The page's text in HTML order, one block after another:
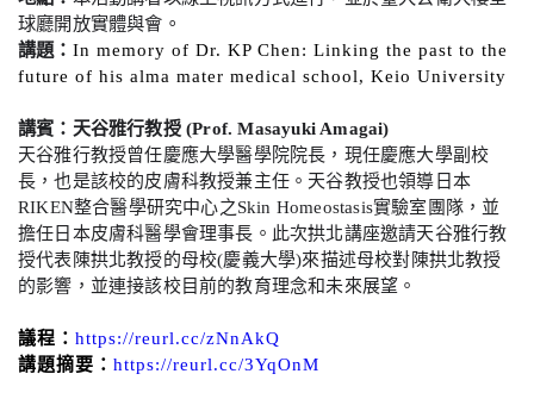
球廳開放實體與會。
講題： In memory of Dr. KP Chen: Linking the past to the
future of his alma mater medical school, Keio University
講賓： 天谷雅行教授(Prof. Masayuki Amagai)
天谷雅行教授曾任慶應大學醫學院院長，現任慶應大學副校
長，也是該校的皮膚科教授兼主任。天谷教授也領導日本
RIKEN整合醫學研究中心之Skin Homeostasis實驗室團隊，並
擔任日本皮膚科醫學會理事長。此次拱北講座邀請天谷雅行教
授代表陳拱北教授的母校(慶義大學)來描述母校對陳拱北教授
的影響，並連接該校目前的教育理念和未來展望。
議程： https://reurl.cc/zNnAkQ
講題摘要： https://reurl.cc/3YqOnM